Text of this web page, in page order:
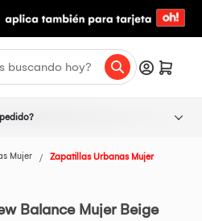
Mujer Zapatillas Urbanas Mujer
Balance Mujer Beige